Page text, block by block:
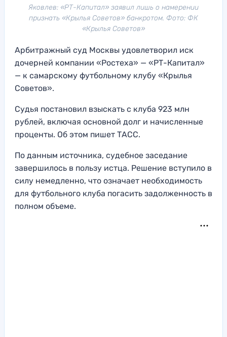
Яковлев: «РТ-Капитал» заявил лишь о намерении
признать «Крылья Советов» банкротом. Фото: ФК
«Крылья Советов»
Арбитражный суд Москвы удовлетворил иск
дочерней компании «Ростеха» — «РТ-Капитал»
— к самарскому футбольному клубу «Крылья
Советов».
Судья постановил взыскать с клуба 923 млн
рублей, включая основной долг и начисленные
проценты. Об этом пишет ТАСС.
По данным источника, судебное заседание
завершилось в пользу истца. Решение вступило в
силу немедленно, что означает необходимость
для футбольного клуба погасить задолженность в
полном объеме.